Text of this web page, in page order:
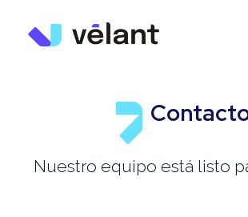
Nuestro equipo está listo